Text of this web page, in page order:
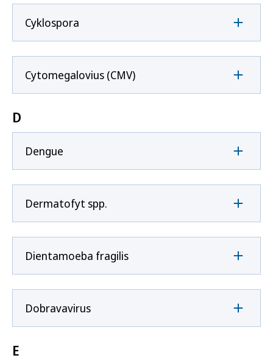
Cyklospora
Cytomegalovius (CMV)
D
Dengue
Dermatofyt spp.
Dientamoeba fragilis
Dobravavirus
E